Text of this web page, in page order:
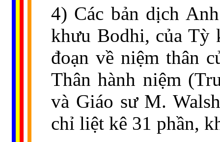
4) Các bản dịch
khưu Bodhi, của Tỳ
đoạn về niệm thân
Thân hành niệm
và Giáo sư M.
chỉ liệt kê 31 phần,